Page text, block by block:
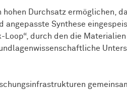
hohen Durchsatz ermöglichen,
angepasste Synthese
durch den die